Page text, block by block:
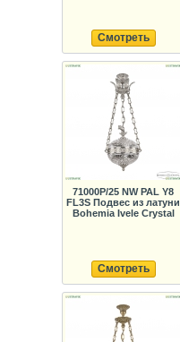
Смотреть
71000P/25 NW PAL Y8
FL3S Подвес из латуни
Bohemia Ivele Crystal
Смотреть